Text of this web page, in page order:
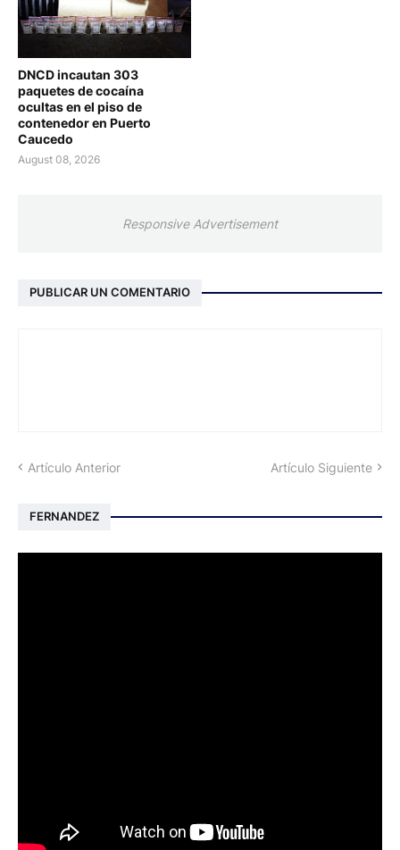
DNCD incautan 303
paquetes de cocaína
ocultas en el piso de
contenedor en Puerto
Caucedo
August 08, 2026
Responsive Advertisement
PUBLICAR UN COMENTARIO
Artículo Anterior Artículo Siguiente
FERNANDEZ